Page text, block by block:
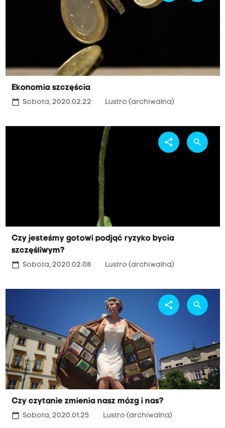
Ekonomia szczęścia
calendar_today Sobota, 2020.02.22 Lustro (archiwalna)
Czy jesteśmy gotowi podjąć ryzyko bycia
szczęśliwym?
calendar_today Sobota, 2020.02.08 Lustro (archiwalna)
share search
Czy czytanie zmienia nasz mózg i nas?
calendar_today Sobota, 2020.01.25 Lustro (archiwalna)
share search